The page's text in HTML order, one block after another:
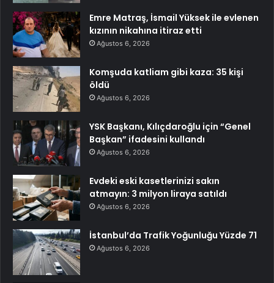
Emre Matraş, İsmail Yüksek ile evlenen
kızının nikahına itiraz etti
Ağustos 6, 2026
Komşuda katliam gibi kaza: 35 kişi
öldü
Ağustos 6, 2026
YSK Başkanı, Kılıçdaroğlu için “Genel
Başkan” ifadesini kullandı
Ağustos 6, 2026
Evdeki eski kasetlerinizi sakın
atmayın: 3 milyon liraya satıldı
Ağustos 6, 2026
İstanbul’da Trafik Yoğunluğu Yüzde 71
Ağustos 6, 2026